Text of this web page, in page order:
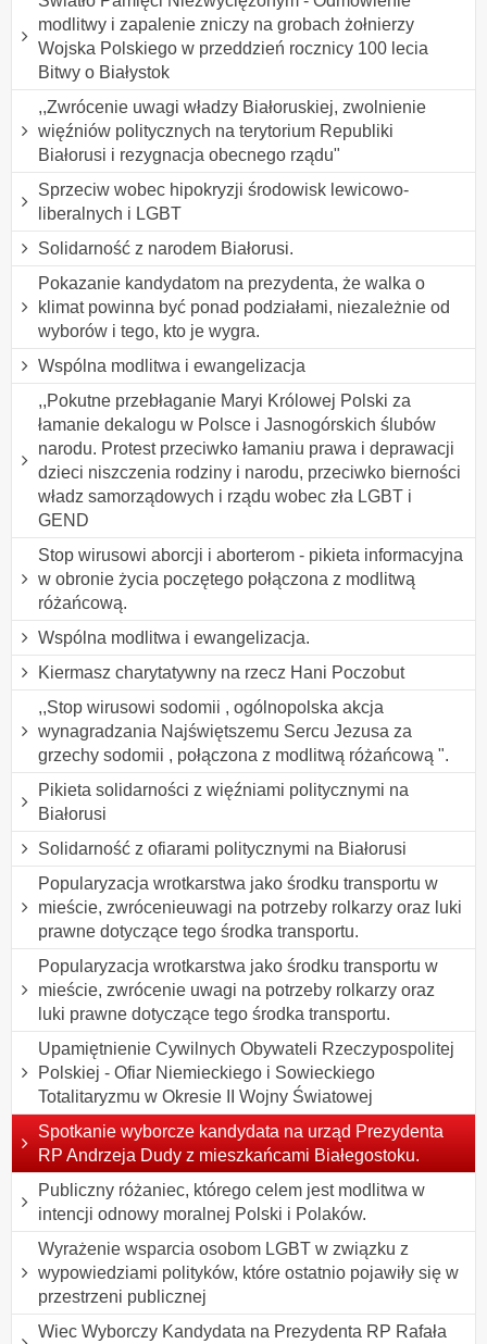
modlitwy i zapalenie zniczy na grobach żołnierzy
Wojska Polskiego w przeddzień rocznicy 100 lecia
Bitwy o Białystok
,,Zwrócenie uwagi władzy Białoruskiej, zwolnienie
więźniów politycznych na terytorium Republiki
Białorusi i rezygnacja obecnego rządu"
Sprzeciw wobec hipokryzji środowisk lewicowo-
liberalnych i LGBT
Solidarność z narodem Białorusi.
Pokazanie kandydatom na prezydenta, że walka o
klimat powinna być ponad podziałami, niezależnie od
wyborów i tego, kto je wygra.
Wspólna modlitwa i ewangelizacja
,,Pokutne przebłaganie Maryi Królowej Polski za
łamanie dekalogu w Polsce i Jasnogórskich ślubów
narodu. Protest przeciwko łamaniu prawa i deprawacji
dzieci niszczenia rodziny i narodu, przeciwko bierności
władz samorządowych i rządu wobec zła LGBT i
GEND
Stop wirusowi aborcji i aborterom - pikieta informacyjna
w obronie życia poczętego połączona z modlitwą
różańcową.
Wspólna modlitwa i ewangelizacja.
Kiermasz charytatywny na rzecz Hani Poczobut
,,Stop wirusowi sodomii , ogólnopolska akcja
wynagradzania Najświętszemu Sercu Jezusa za
grzechy sodomii , połączona z modlitwą różańcową ".
Pikieta solidarności z więźniami politycznymi na
Białorusi
Solidarność z ofiarami politycznymi na Białorusi
Popularyzacja wrotkarstwa jako środku transportu w
mieście, zwrócenieuwagi na potrzeby rolkarzy oraz luki
prawne dotyczące tego środka transportu.
Popularyzacja wrotkarstwa jako środku transportu w
mieście, zwrócenie uwagi na potrzeby rolkarzy oraz
luki prawne dotyczące tego środka transportu.
Upamiętnienie Cywilnych Obywateli Rzeczypospolitej
Polskiej - Ofiar Niemieckiego i Sowieckiego
Totalitaryzmu w Okresie II Wojny Światowej
Spotkanie wyborcze kandydata na urząd Prezydenta
RP Andrzeja Dudy z mieszkańcami Białegostoku.
Publiczny różaniec, którego celem jest modlitwa w
intencji odnowy moralnej Polski i Polaków.
Wyrażenie wsparcia osobom LGBT w związku z
wypowiedziami polityków, które ostatnio pojawiły się w
przestrzeni publicznej
Wiec Wyborczy Kandydata na Prezydenta RP Rafała